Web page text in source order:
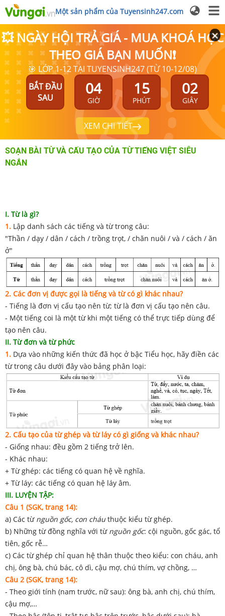
Một sản phẩm của Tuyensinh247.com
💥 NGÀY HỘI TRẢ GIÁ - MUA KHOÁ HỌC
THEO GIÁ BẠN MUỐN❗
🎯 LỚP 1-12 TẠI TUYENSINH247 (TỪ 10-12/08)
BẮT ĐẦU
SAU
04
GIỜ
15
PHÚT
01
GIÂY
XEM CHI TIẾT
SOẠN BÀI TỪ VÀ CẤU TẠO CỦA TỪ TIẾNG VIỆT SIÊU
NGẮN
I. Từ là gì?
1. Lập danh sách các tiếng và từ trong câu:
"Thần / dạy / dân / cách / trồng trọt, / chăn nuôi / và / cách / ăn
ở"
2. Các đơn vị được gọi là tiếng và từ có gì khác nhau?
- Tiếng là đơn vị cấu tạo nên từ; từ là đơn vị cấu tạo nên câu.
- Một tiếng coi là một từ khi một tiếng có thể trực tiếp dùng để
tạo nên câu.
II. Từ đơn và từ phức
1. Dựa vào những kiến thức đã học ở bậc Tiểu học, hãy điền các
từ trong câu dưới đây vào bảng phân loại:
2. Cấu tạo của từ ghép và từ láy có gì giống và khác nhau?
- Giống nhau: đều gồm 2 tiếng trở lên.
- Khác nhau:
+ Từ ghép: các tiếng có quan hệ về nghĩa.
+ Từ láy: các tiếng có quan hệ láy âm.
III. LUYỆN TẬP:
Câu 1 (SGK, trang 14):
a) Các từ nguồn gốc, con cháu thuộc kiểu từ ghép.
b) Những từ đồng nghĩa với từ nguồn gốc: cội nguồn, gốc gác, tổ
tiên, gốc rễ…
c) Các từ ghép chỉ quan hệ thân thuộc theo kiểu: con cháu, anh
chị, ông bà, chú bác, cô dì, cậu mợ, chú thím, vợ chồng, …
Câu 2 (SGK, trang 14):
- Theo giới tính (nam trước, nữ sau): ông bà, anh chị, chú thím,
cậu mợ,…